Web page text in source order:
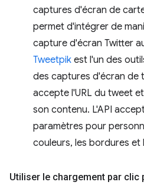
captures d'écran de
permet d'intégrer de
capture d'écran Twitter
Tweetpik est l'un des
des captures d'écran de
accepte l'URL du tweet
son contenu. L'API
paramètres pour
couleurs, les bordures et
Utiliser le chargement par clic